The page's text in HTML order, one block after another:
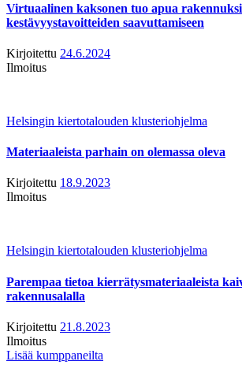
Virtuaalinen kaksonen tuo apua
kestävyystavoitteiden saavuttamiseen
Kirjoitettu 24.6.2024
Ilmoitus
Helsingin kiertotalouden klusteriohjelma
Materiaaleista parhain on olemassa oleva
Kirjoitettu 18.9.2023
Ilmoitus
Helsingin kiertotalouden klusteriohjelma
Parempaa tietoa kierrätysmateriaaleista
rakennusalalla
Kirjoitettu 21.8.2023
Ilmoitus
Lisää kumppaneilta